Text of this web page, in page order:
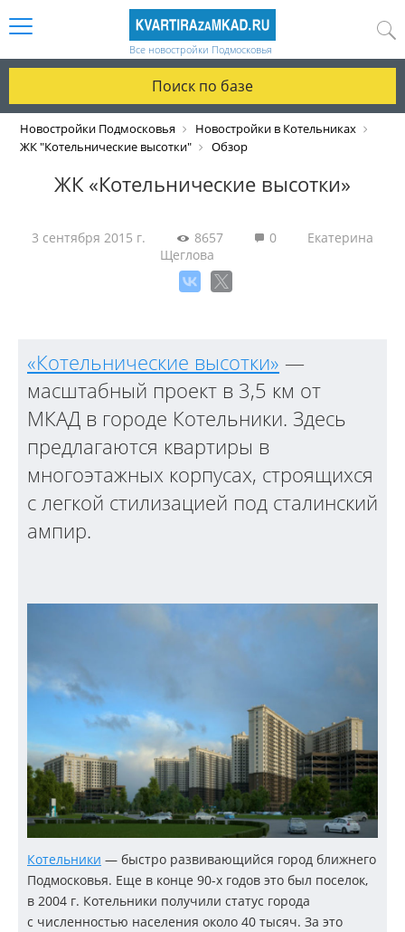
Все новостройки Подмосковья
Поиск по базе
Новостройки Подмосковья
Новостройки в Котельниках
ЖК "Котельнические высотки"
Обзор
ЖК «Котельнические высотки»
3 сентября 2015 г. 8657 0
Екатерина
Щеглова
«Котельнические высотки» —
масштабный проект в 3,5 км от
МКАД в городе Котельники. Здесь
предлагаются квартиры в
многоэтажных корпусах, строящихся
с легкой стилизацией под сталинский
ампир.
Котельники — быстро развивающийся город ближнего
Подмосковья. Еще в конце 90-х годов это был поселок,
в 2004 г. Котельники получили статус города
с численностью населения около 40 тысяч. За это